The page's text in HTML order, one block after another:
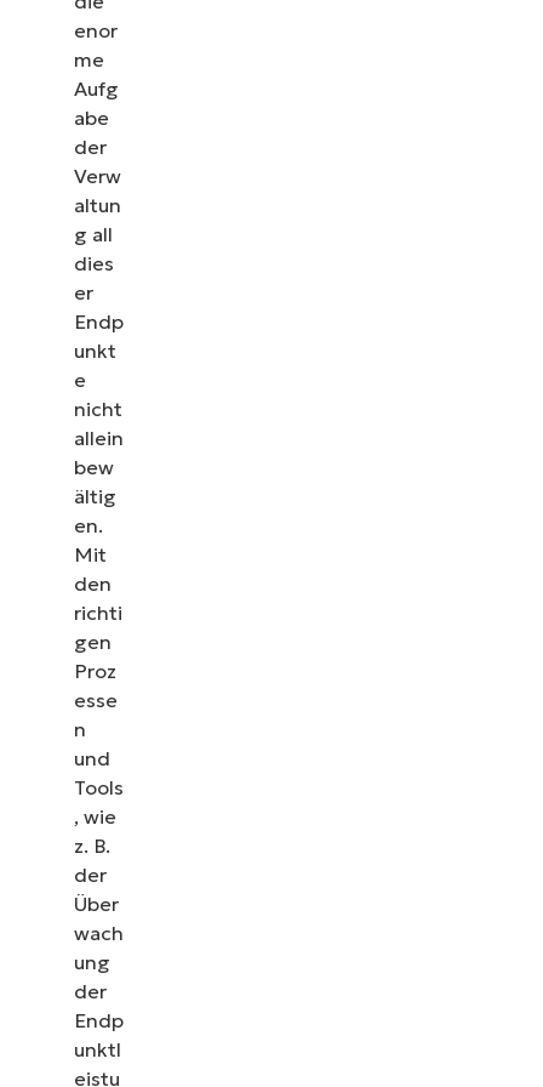
enor
me
Aufg
abe
der
Verw
altun
g all
dies
er
Endp
unkt
e
nicht
allein
bew
ältig
en.
Mit
den
richti
gen
Proz
esse
n
und
Tools
, wie
z. B.
der
Über
wach
ung
der
Endp
unktl
eistu